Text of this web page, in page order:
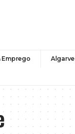
Emprego Algarve